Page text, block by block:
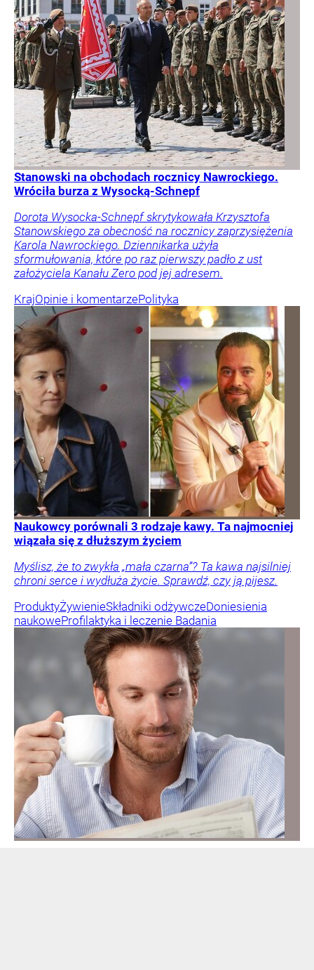
Stanowski na obchodach rocznicy Nawrockiego.
Wróciła burza z Wysocką-Schnepf
Dorota Wysocka-Schnepf skrytykowała Krzysztofa
Stanowskiego za obecność na rocznicy zaprzysiężenia
Karola Nawrockiego. Dziennikarka użyła
sformułowania, które po raz pierwszy padło z ust
założyciela Kanału Zero pod jej adresem.
KrajOpinie i komentarzePolityka
Naukowcy porównali 3 rodzaje kawy. Ta najmocniej
wiązała się z dłuższym życiem
Myślisz, że to zwykła „mała czarna”? Ta kawa najsilniej
chroni serce i wydłuża życie. Sprawdź, czy ją pijesz.
ProduktyŻywienieSkładniki odżywczeDoniesienia
naukoweProfilaktyka i leczenie Badania